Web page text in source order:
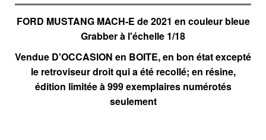
FORD MUSTANG MACH-E de 2021 en couleur bleue
Grabber à l'échelle 1/18
Vendue D'OCCASION en BOITE, en bon état excepté
le retroviseur droit qui a été recollé; en résine,
édition limitée à 999 exemplaires numérotés
seulement